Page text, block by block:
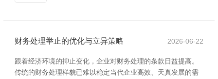
财务处理举止的优化与立异策略 2026-06-22
跟着经济环境的抑止变化，企业对财务处理的条款日益提高。
传统的财务处理样貌已难以稳定当代企业高效、天真发展的需